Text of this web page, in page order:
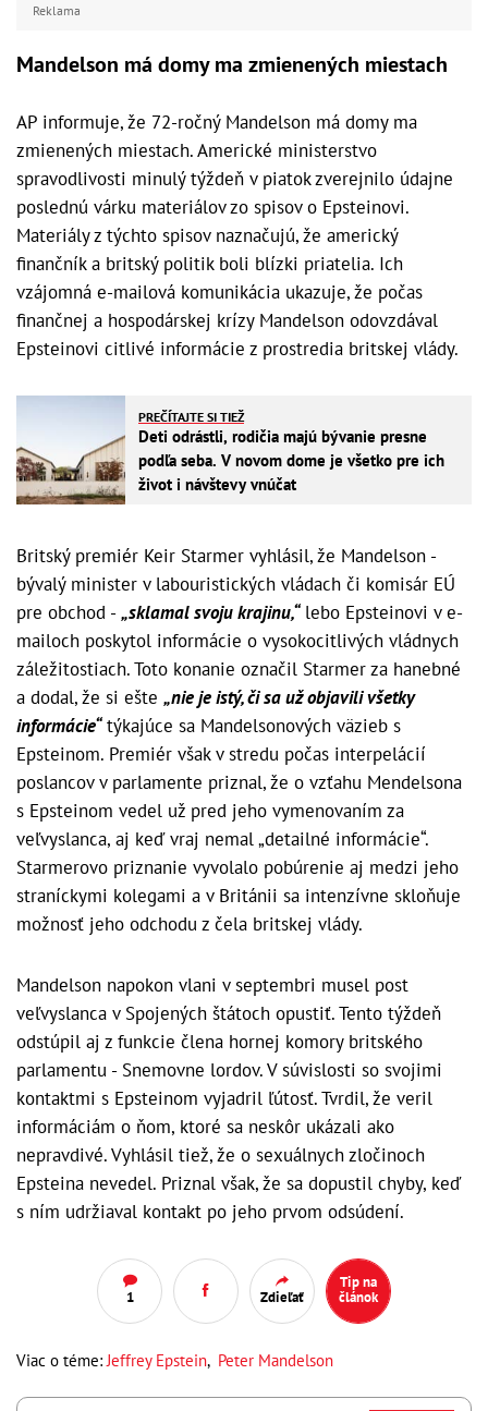
Reklama
Mandelson má domy ma zmienených miestach
AP informuje, že 72-ročný Mandelson má domy ma
zmienených miestach. Americké ministerstvo
spravodlivosti minulý týždeň v piatok zverejnilo údajne
poslednú várku materiálov zo spisov o Epsteinovi.
Materiály z týchto spisov naznačujú, že americký
finančník a britský politik boli blízki priatelia. Ich
vzájomná e-mailová komunikácia ukazuje, že počas
finančnej a hospodárskej krízy Mandelson odovzdával
Epsteinovi citlivé informácie z prostredia britskej vlády.
PREČÍTAJTE SI TIEŽ
Deti odrástli, rodičia majú bývanie presne
podľa seba. V novom dome je všetko pre ich
život i návštevy vnúčat
Britský premiér Keir Starmer vyhlásil, že Mandelson -
bývalý minister v labouristických vládach či komisár EÚ
pre obchod -„sklamal svoju krajinu,“lebo Epsteinovi v e-
mailoch poskytol informácie o vysokocitlivých vládnych
záležitostiach. Toto konanie označil Starmer za hanebné
a dodal, že si ešte „nie je istý, či sa už objavili všetky
informácie“týkajúce sa Mandelsonových väzieb s
Epsteinom. Premiér však v stredu počas interpelácií
poslancov v parlamente priznal, že o vzťahu Mendelsona
s Epsteinom vedel už pred jeho vymenovaním za
veľvyslanca, aj keď vraj nemal „detailné informácie“.
Starmerovo priznanie vyvolalo pobúrenie aj medzi jeho
straníckymi kolegami a v Británii sa intenzívne skloňuje
možnosť jeho odchodu z čela britskej vlády.
Mandelson napokon vlani v septembri musel post
veľvyslanca v Spojených štátoch opustiť. Tento týždeň
odstúpil aj z funkcie člena hornej komory britského
parlamentu - Snemovne lordov. V súvislosti so svojimi
kontaktmi s Epsteinom vyjadril ľútosť. Tvrdil, že veril
informáciám o ňom, ktoré sa neskôr ukázali ako
nepravdivé. Vyhlásil tiež, že o sexuálnych zločinoch
Epsteina nevedel. Priznal však, že sa dopustil chyby, keď
s ním udržiaval kontakt po jeho prvom odsúdení.
1 Zdieľať
Tip na
článok
Viac o téme: Jeffrey Epstein, Peter Mandelson